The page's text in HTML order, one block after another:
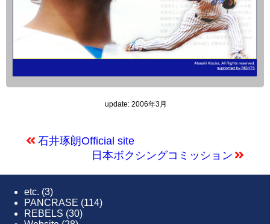
update: 2006年3月
石井琢朗Official site
日本ボクシングコミッション
etc. (3)
PANCRASE (114)
REBELS (30)